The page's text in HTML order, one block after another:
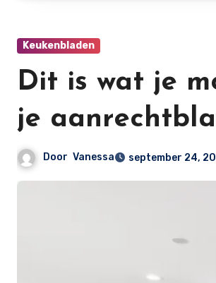
Keukenbladen
Dit is wat je
je
Door Vanessa september 24,